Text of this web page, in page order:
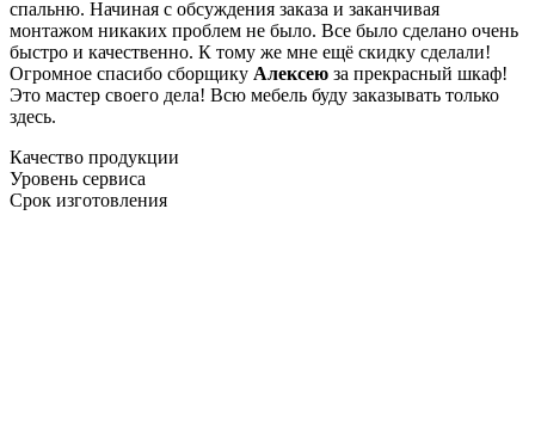
спальню. Начиная с обсуждения заказа и заканчивая
монтажом никаких проблем не было. Все было сделано очень
быстро и качественно. К тому же мне ещё скидку сделали!
Огромное спасибо сборщику Алексею за прекрасный шкаф!
Это мастер своего дела! Всю мебель буду заказывать только
здесь.
Качество продукции
Уровень сервиса
Срок изготовления